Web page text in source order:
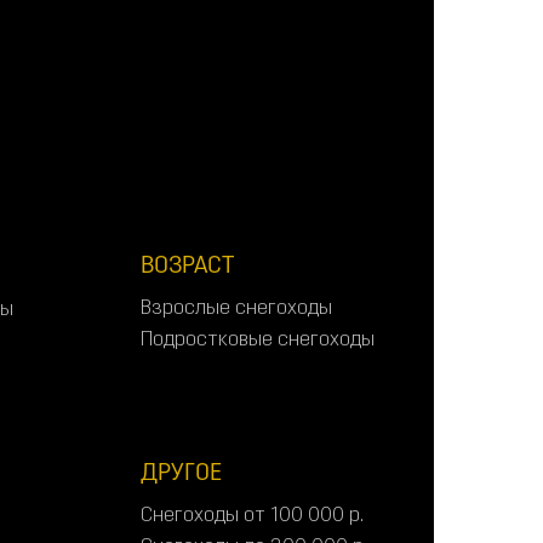
ы
ВОЗРАСТ
Взрослые снегоходы
Вз ро с лые сн ег ох оды
одростковые снегоходы
ДРУГОЕ
Снегоходы от 1 00 000 р.
Снегохо ды от 100 000 р.